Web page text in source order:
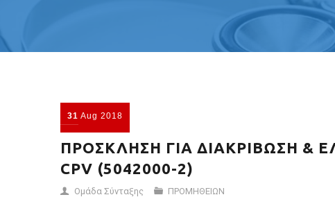
31 Aug 2018
ΠΡΟΣΚΛΗΣΗ ΓΙΑ ΔΙΑΚΡΙΒΩΣΗ &
CPV (5042000-2)
Ομάδα Σύνταξης ΠΡΟΜΗΘΕΙΩΝ